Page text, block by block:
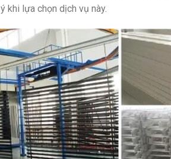
khi lựa chọn dịch vụ này.